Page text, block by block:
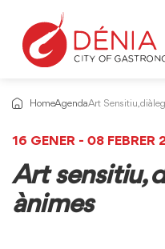
HomeAgendaArt Sensitiu,
16 GENER - 08 FEBRER
Art sensitiu,
ànimes